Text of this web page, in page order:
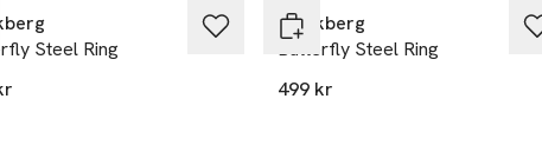
Steel Ring
Mockberg
Butterfly Steel Ring
499 kr